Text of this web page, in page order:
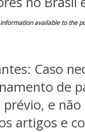
available to the
Caso
de
e
artigos e